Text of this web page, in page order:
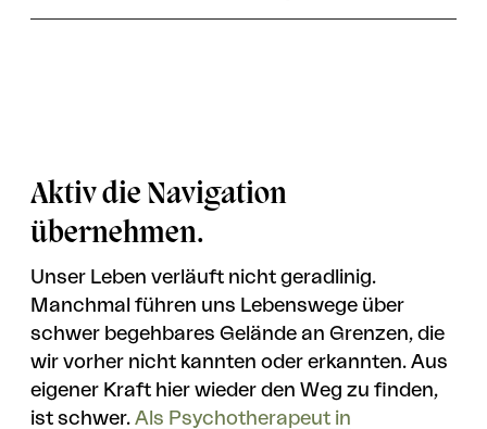
Aktiv die Navigation
übernehmen.
Unser Leben verläuft nicht geradlinig.
Manchmal führen uns Lebenswege über
schwer begehbares Gelände an Grenzen, die
wir vorher nicht kannten oder erkannten. Aus
eigener Kraft hier wieder den Weg zu finden,
ist schwer. Als Psychotherapeut in